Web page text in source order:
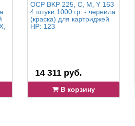
OCP BKP 225, C, M, Y 163
4 штуки 1000 гр. - чернила
(краска) для картриджей
HP: 123
14 311 руб.
В корзину